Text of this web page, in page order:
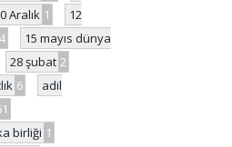
Aralık 1
12
15 mayıs dünya
28 şubat 2
6
adil
birliği 1